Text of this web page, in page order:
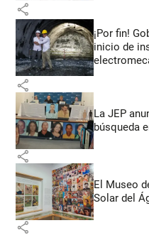
share
¡Por fin!
inicio de
share
La JEP
búsqueda
share
El Museo
Solar del
share